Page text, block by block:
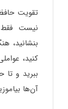
تقویت
نیست
بنشانید،
کنید،
ببرید و
آن‌ها